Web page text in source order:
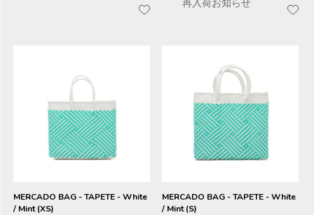
再入荷お知らせ
MERCADO BAG - TAPETE - White
/ Mint (XS)
MERCADO BAG - TAPETE - White
/ Mint (S)